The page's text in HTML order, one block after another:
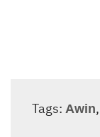
Tags: Awin,